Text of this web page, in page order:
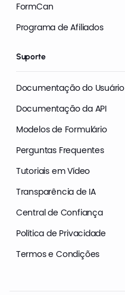
FormCan
Programa de Afiliados
Suporte
Documentação do Usuário
Documentação da API
Modelos de Formulário
Perguntas Frequentes
Tutoriais em Vídeo
Transparência de IA
Central de Confiança
Política de Privacidade
Termos e Condições